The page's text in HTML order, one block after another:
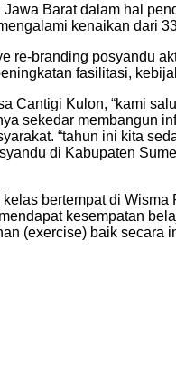
Barat dalam hal
kenaikan dari
branding posyandu
fasilitasi,
Kulon, “kami
sekedar membangun
“tahun ini kita
di Kabupaten
bertempat di
kesempatan
(exercise) baik secara